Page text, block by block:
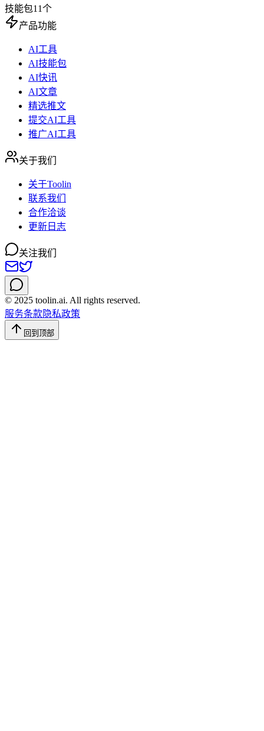
技能包11个
产品功能
AI工具
AI技能包
AI快讯
AI文章
精选推文
提交AI工具
推广AI工具
关于我们
关于Toolin
联系我们
合作洽谈
更新日志
关注我们
© 2025 toolin.ai. All rights reserved.
服务条款隐私政策
回到顶部